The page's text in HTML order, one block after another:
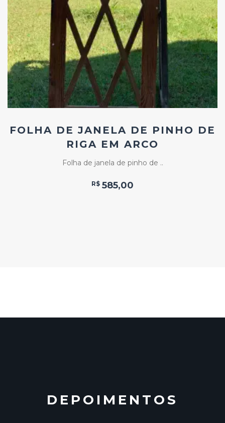
Add
ao
Favoritos
FOLHA DE JANELA DE PINHO DE
RIGA EM ARCO
Folha de janela de pinho de ..
R$ 585,00
DEPOIMENTOS